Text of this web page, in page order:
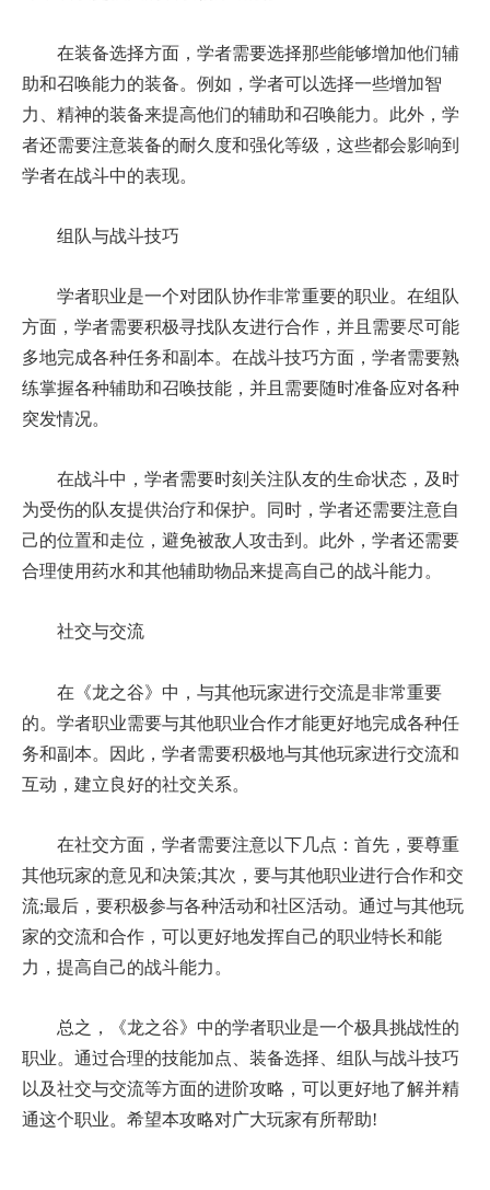
在装备选择方面，学者需要选择那些能够增加他们辅
助和召唤能力的装备。例如，学者可以选择一些增加智
力、精神的装备来提高他们的辅助和召唤能力。此外，学
者还需要注意装备的耐久度和强化等级，这些都会影响到
学者在战斗中的表现。
组队与战斗技巧
学者职业是一个对团队协作非常重要的职业。在组队
方面，学者需要积极寻找队友进行合作，并且需要尽可能
多地完成各种任务和副本。在战斗技巧方面，学者需要熟
练掌握各种辅助和召唤技能，并且需要随时准备应对各种
突发情况。
在战斗中，学者需要时刻关注队友的生命状态，及时
为受伤的队友提供治疗和保护。同时，学者还需要注意自
己的位置和走位，避免被敌人攻击到。此外，学者还需要
合理使用药水和其他辅助物品来提高自己的战斗能力。
社交与交流
在《龙之谷》中，与其他玩家进行交流是非常重要
的。学者职业需要与其他职业合作才能更好地完成各种任
务和副本。因此，学者需要积极地与其他玩家进行交流和
互动，建立良好的社交关系。
在社交方面，学者需要注意以下几点：首先，要尊重
其他玩家的意见和决策;其次，要与其他职业进行合作和交
流;最后，要积极参与各种活动和社区活动。通过与其他玩
家的交流和合作，可以更好地发挥自己的职业特长和能
力，提高自己的战斗能力。
总之，《龙之谷》中的学者职业是一个极具挑战性的
职业。通过合理的技能加点、装备选择、组队与战斗技巧
以及社交与交流等方面的进阶攻略，可以更好地了解并精
通这个职业。希望本攻略对广大玩家有所帮助!